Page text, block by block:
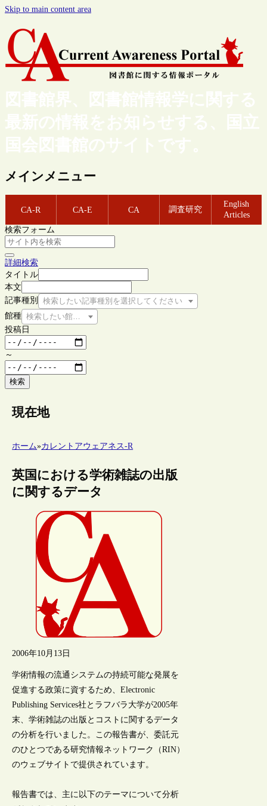
Skip to main content area
図書館界、図書館情報学に関する
最新の情報をお知らせする、国立
国会図書館のサイトです。
メインメニュー
CA-R CA-E CA 調査研究
English
Articles
検索フォーム
詳細検索
タイトル
本文
記事種別
検索したい記事種別を選択してください
館種 検索したい館種を選択してください
投稿日
～
検索
現在地
ホーム»カレントアウェアネス-R
英国における学術雑誌の出版
に関するデータ
2006年10月13日
学術情報の流通システムの持続可能な発展を
促進する政策に資するため、Electronic
Publishing Services社とラフバラ大学が2005年
末、学術雑誌の出版とコストに関するデータ
の分析を行いました。この報告書が、委託元
のひとつである研究情報ネットワーク（RIN）
のウェブサイトで提供されています。
報告書では、主に以下のテーマについて分析